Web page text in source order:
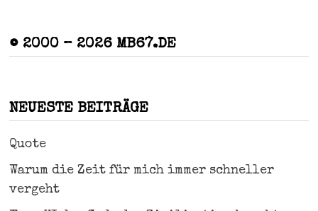
© 2000 – 2026 MB67.DE
NEUESTE BEITRÄGE
Quote
Warum die Zeit für mich immer schneller
vergeht